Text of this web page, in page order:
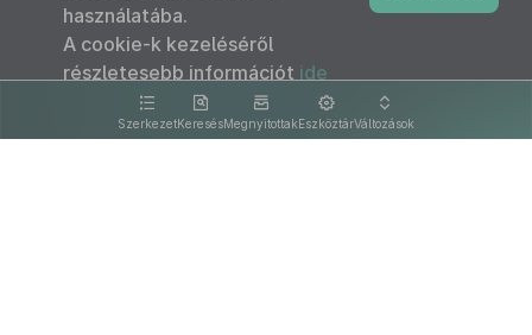
SzerkezetKeresésMegnyitottakEszköztárVáltozások
használatába.
A cookie-k kezeléséről
részletesebb információt ide
kattintva olvashat.